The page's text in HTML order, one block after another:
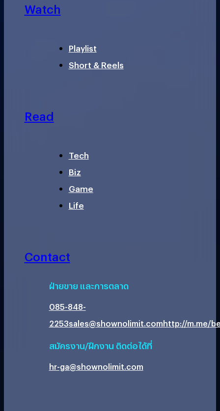
Watch
Playlist
Short & Reels
Read
Tech
Biz
Game
Life
Contact
ฝ่ายขาย และการตลาด
085-848-
2253sales@shownolimit.comhttp://m.me/
สมัครงาน/ฝึกงาน ติดต่อได้ที่
hr-ga@shownolimit.com